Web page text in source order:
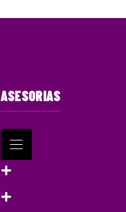
ASESORIAS